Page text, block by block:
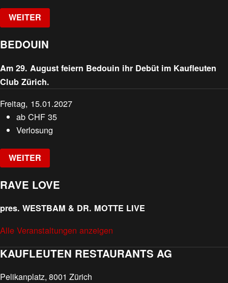
WEITER
BEDOUIN
Am 29. August feiern Bedouin ihr Debüt im Kaufleuten
Club Zürich.
Freitag, 15.01.2027
abCHF 35
Verlosung
WEITER
RAVE LOVE
pres. WESTBAM & DR. MOTTE LIVE
Alle Veranstaltungen anzeigen
KAUFLEUTEN RESTAURANTS AG
Pelikanplatz, 8001 Zürich